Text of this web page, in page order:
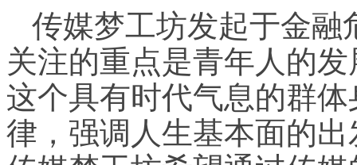
传媒梦工坊发起于金融
关注的重点是青年人的
这个具有时代气息的群体
律，强调人生基本面的